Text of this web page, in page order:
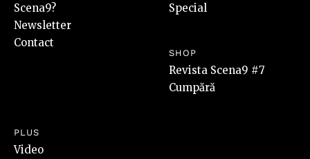
Scena9?
Newsletter
Contact
Special
SHOP
Revista Scena9 #7
Cumpără
PLUS
Video